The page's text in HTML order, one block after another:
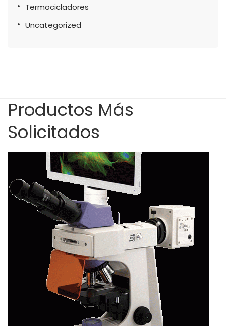
Termocicladores
Uncategorized
Productos Más
Solicitados